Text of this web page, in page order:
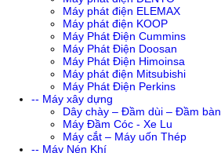
Máy phát điện ELEMAX
Máy phát điện KOOP
Máy Phát Điện Cummins
Máy Phát Điện Doosan
Máy Phát Điện Himoinsa
Máy phát điện Mitsubishi
Máy Phát Điện Perkins
-- Máy xây dựng
Dây chày – Đầm dùi – Đầm bàn
Máy Đầm Cóc - Xe Lu
Máy cắt – Máy uốn Thép
-- Máy Nén Khí